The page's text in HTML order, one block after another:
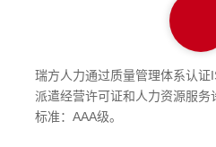
瑞方人力通过质量管理体系认
派遣经营许可证和人力资源服务
标准：AAA级。